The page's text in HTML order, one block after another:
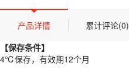
产品描述
【保存条件】
4℃保存，有效期12个月
【概述】
产品详情
累计评论(0)
【保存条件】
4℃保存，有效期12个月